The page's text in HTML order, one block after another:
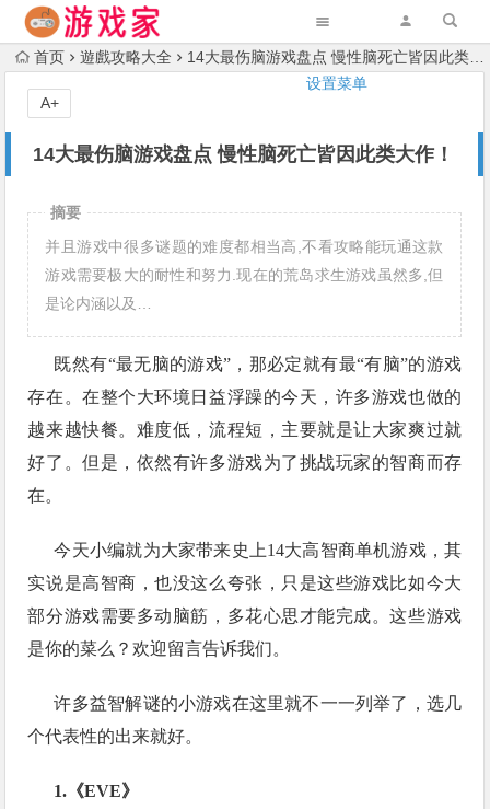
设置菜单
首页 遊戲攻略大全 14大最伤脑游戏盘点 慢性脑死亡皆因此类大作！
14大最伤脑游戏盘点 慢性脑死亡皆因此类大作！
A+
摘要
并且游戏中很多谜题的难度都相当高,不看攻略能玩通这款
游戏需要极大的耐性和努力.现在的荒岛求生游戏虽然多,但
是论内涵以及…
既然有“最无脑的游戏”，那必定就有最“有脑”的游戏
存在。在整个大环境日益浮躁的今天，许多游戏也做的
越来越快餐。难度低，流程短，主要就是让大家爽过就
好了。但是，依然有许多游戏为了挑战玩家的智商而存
在。
今天小编就为大家带来史上14大高智商单机游戏，其
实说是高智商，也没这么夸张，只是这些游戏比如今大
部分游戏需要多动脑筋，多花心思才能完成。这些游戏
是你的菜么？欢迎留言告诉我们。
许多益智解谜的小游戏在这里就不一一列举了，选几
个代表性的出来就好。
1.《EVE》